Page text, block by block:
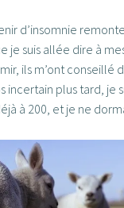
d’insomnie
je suis allée dire à
ils m’ont
incertain plus tard, je
à 200, et je ne